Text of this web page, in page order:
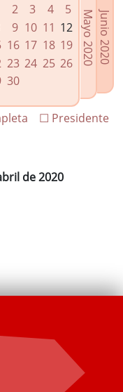
2 3 4
5
9 10 11 12
16 17 18 19
23 24 25 26
30
Junio 2020
Mayo 2020
☐ Presidente
de 2020